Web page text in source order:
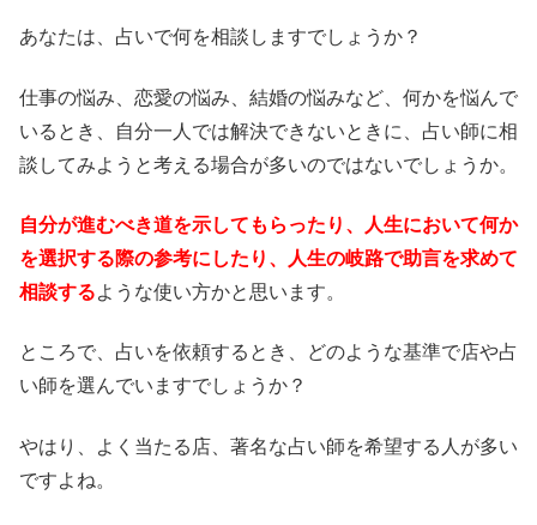
あなたは、占いで何を相談しますでしょうか？
仕事の悩み、恋愛の悩み、結婚の悩みなど、何かを悩んで
いるとき、自分一人では解決できないときに、占い師に相
談してみようと考える場合が多いのではないでしょうか。
自分が進むべき道を示してもらったり、人生において何か
を選択する際の参考にしたり、人生の岐路で助言を求めて
相談するような使い方かと思います。
ところで、占いを依頼するとき、どのような基準で店や占
い師を選んでいますでしょうか？
やはり、よく当たる店、著名な占い師を希望する人が多い
ですよね。